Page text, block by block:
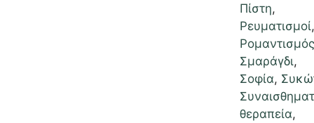
Πίστη,
Ρευματισμοί,
Ρομαντισμός
Σμαράγδι,
Σοφία,
θεραπεία,